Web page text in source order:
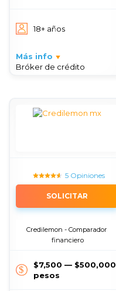
18+ años
Más info
Bróker de crédito
5 Opiniones
SOLICITAR
Credilemon - Comparador
financiero
$7,500 — $500,000
pesos